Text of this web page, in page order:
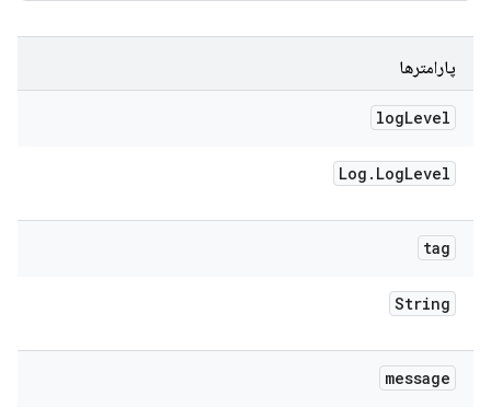
پارامترها
logLevel
Log . LogLevel
tag
String
message